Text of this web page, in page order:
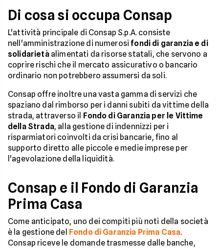
Di cosa si occupa Consap
L'attività principale di Consap S.p.A. consiste
nell'amministrazione di numerosifondi di garanzia e di
solidarietàalimentati da risorse statali, che servono a
coprire rischi che il mercato assicurativo o bancario
ordinario non potrebbero assumersi da soli.
Consap offre inoltre una vasta gamma di servizi che
spaziano dal rimborso per i danni subiti da vittime della
strada, attraverso il Fondo di Garanzia per le Vittime
della Strada, alla gestione di indennizzi per i
risparmiatori coinvolti da crisi bancarie, fino al
supporto diretto alle piccole e medie imprese per
l'agevolazione della liquidità.
Consap e il Fondo di Garanzia
Prima Casa
Come anticipato, uno dei compiti più noti della società
è la gestione del Fondo di Garanzia Prima Casa.
Consap riceve le domande trasmesse dalle banche,